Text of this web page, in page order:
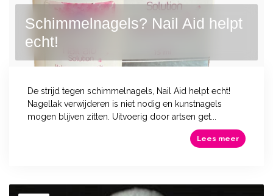
Schimmelnagels? Nail Aid helpt
echt!
De strijd tegen schimmelnagels, Nail Aid helpt echt!
Nagellak verwijderen is niet nodig en kunstnagels
mogen blijven zitten. Uitvoerig door artsen get...
Lees meer